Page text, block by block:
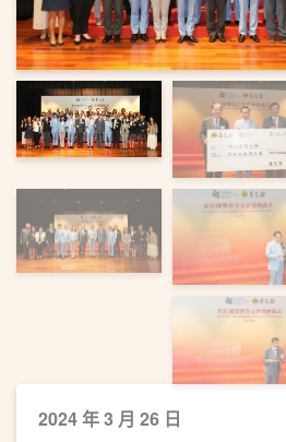
2024 年 3 月 26 日